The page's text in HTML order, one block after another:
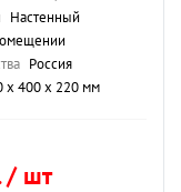
Настенный
Россия
х 400 х 220 мм
/ шт